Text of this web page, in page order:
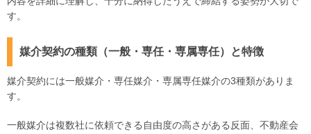
す。
媒介契約の種類（一般・専任・専属専任）と特徴
媒介契約には一般媒介・専任媒介・専属専任媒介の3種類がありま
す。
一般媒介は複数社に依頼できる自由度の高さがある反面、不動産会